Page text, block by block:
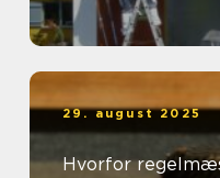
29. august 2025
Hvorfor